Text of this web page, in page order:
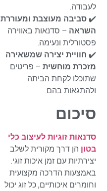
לעבודה.
✔️סביבה מעוצבת ומעוררת
השראה – סדנאות באווירה
פסטורלית ונעימה.
✔️ חוויית יצירה שמשאירה
מזכרת מוחשית – פריטים
שתוכלו לקחת הביתה
ולהתגאות בהם.
סיכום
סדנאות זוגיות לעיצוב כלי
בטון הן דרך מקורית לשלב
יצירתיות עם זמן איכות זוגי.
באמצעות הדרכה מקצועית
וחומרים איכותיים, כל זוג יכול